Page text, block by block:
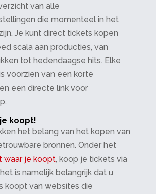
van alle
die momenteel in het
Je kunt direct tickets kopen
scala aan producties, van
tot hedendaagse hits. Elke
voorzien van een korte
een directe link voor
koopt!
het belang van het kopen van
bronnen. Onder het
waar je koopt, koop je tickets via
is namelijk belangrijk dat u
koopt van websites die